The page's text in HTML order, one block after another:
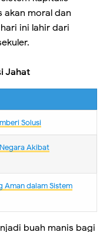
akan moral dan
ini lahir dari
Jahat
Solusi
Akibat
Aman dalam Sistem
buah manis bagi